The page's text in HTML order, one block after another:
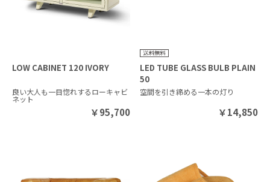
LOW CABINET 120 IVORY
良い大人も一目惚れするローキャビ
ネット
￥95,700
LED TUBE GLASS BULB PLAIN
50
空間を引き締める一本の灯り
￥14,850